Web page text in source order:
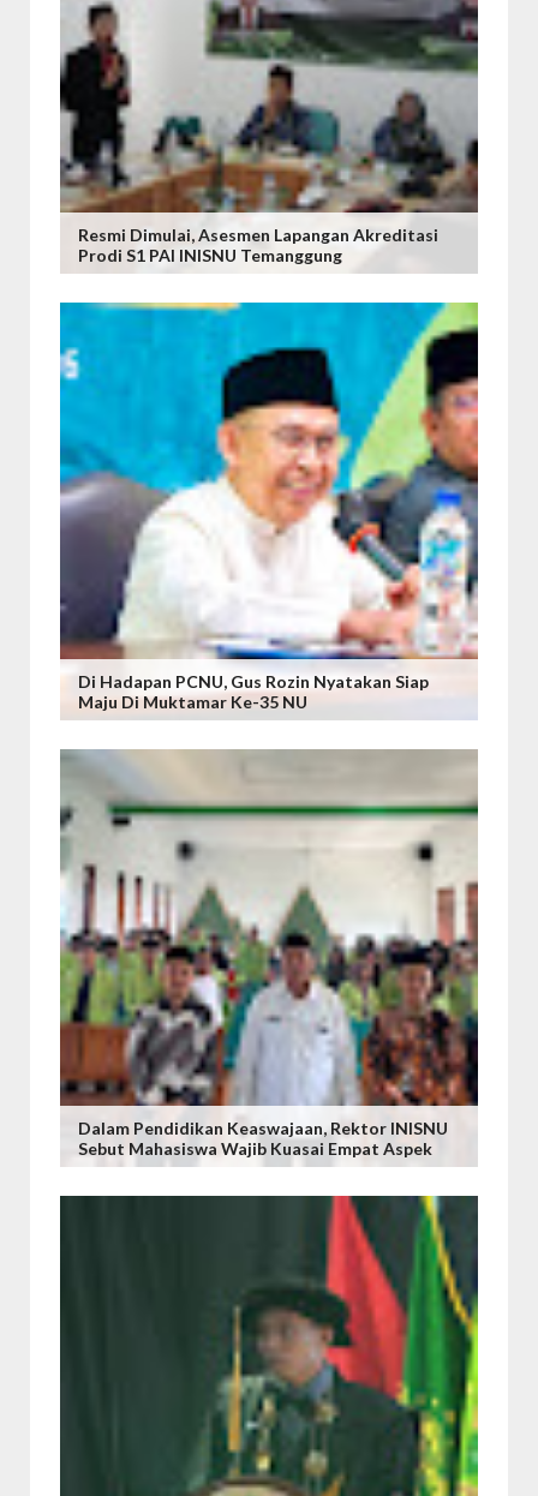
Resmi Dimulai, Asesmen Lapangan Akreditasi
Prodi S1 PAI INISNU Temanggung
Di Hadapan PCNU, Gus Rozin Nyatakan Siap
Maju Di Muktamar Ke-35 NU
Dalam Pendidikan Keaswajaan, Rektor INISNU
Sebut Mahasiswa Wajib Kuasai Empat Aspek